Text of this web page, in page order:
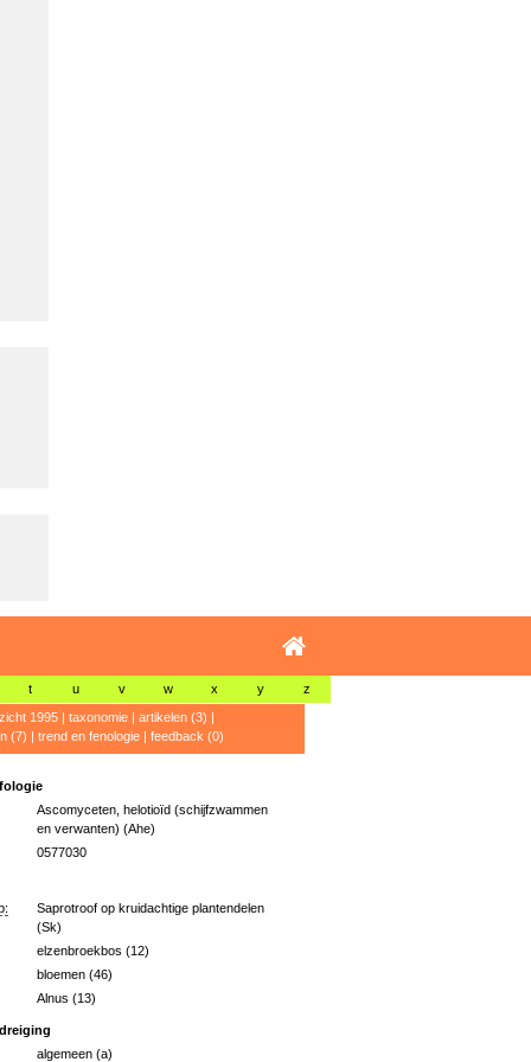
t u v w x y z
1995| taxonomie| artikelen (3) |
(7) | trend en fenologie| feedback (0)
Ascomyceten, helotioïd (schijfzwammen
en verwanten) (Ahe)
0577030
Saprotroof op kruidachtige plantendelen
(Sk)
elzenbroekbos (12)
bloemen (46)
Alnus (13)
algemeen (a)